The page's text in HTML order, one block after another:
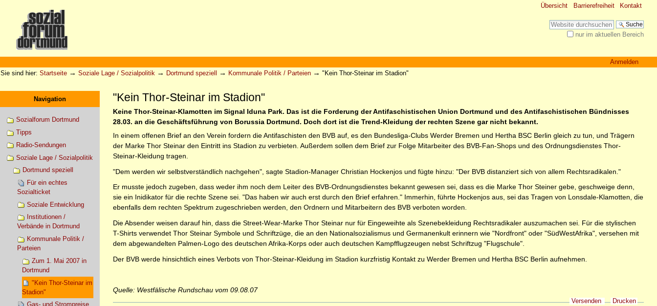
Übersicht Barrierefreiheit Kontakt
Website durchsuchen
nur im aktuellen Bereich
Werkzeuge
Anmelden
Sie sind hier: Startseite → Soziale Lage / Sozialpolitik → Dortmund speziell → Kommunale Politik / Parteien → "Kein Thor-Steinar im Stadion"
Navigation
Sozialforum Dortmund
Tipps
Radio-Sendungen
Soziale Lage / Sozialpolitik
Dortmund speziell
Für ein echtes
Sozialticket
Soziale Entwicklung
Institutionen /
Verbände in Dortmund
Kommunale Politik /
Parteien
Zum 1. Mai 2007 in
Dortmund
"Kein Thor-Steinar im
Stadion"
Gas- und Strompreise
"Kein Thor-Steinar im Stadion"
Keine Thor-Steinar-Klamotten im Signal Iduna Park. Das ist die Forderung der Antifaschistischen Union Dortmund und des Antifaschistischen Bündnisses
28.03. an die Geschäftsführung von Borussia Dortmund. Doch dort ist die Trend-Kleidung der rechten Szene gar nicht bekannt.
In einem offenen Brief an den Verein fordern die Antifaschisten den BVB auf, es den Bundesliga-Clubs Werder Bremen und Hertha BSC Berlin gleich zu tun, und Trägern
der Marke Thor Steinar den Eintritt ins Stadion zu verbieten. Außerdem sollen dem Brief zur Folge Mitarbeiter des BVB-Fan-Shops und des Ordnungsdienstes Thor-
Steinar-Kleidung tragen.
"Dem werden wir selbstverständlich nachgehen", sagte Stadion-Manager Christian Hockenjos und fügte hinzu: "Der BVB distanziert sich von allem Rechtsradikalen."
Er musste jedoch zugeben, dass weder ihm noch dem Leiter des BVB-Ordnungsdienstes bekannt gewesen sei, dass es die Marke Thor Steiner gebe, geschweige denn,
sie ein Inidikator für die rechte Szene sei. "Das haben wir auch erst durch den Brief erfahren." Immerhin, führte Hockenjos aus, sei das Tragen von Lonsdale-Klamotten, die
ebenfalls dem rechten Spektrum zugeschrieben werden, den Ordnern und Mitarbeitern des BVB verboten worden.
Die Absender weisen darauf hin, dass die Street-Wear-Marke Thor Steinar nur für Eingeweihte als Szenebekleidung Rechtsradikaler auszumachen sei. Für die stylischen
T-Shirts verwendet Thor Steinar Symbole und Schriftzüge, die an den Nationalsozialismus und Germanenkult erinnern wie "Nordfront" oder "SüdWestAfrika", versehen mit
dem abgewandelten Palmen-Logo des deutschen Afrika-Korps oder auch deutschen Kampfflugzeugen nebst Schriftzug "Flugschule".
Der BVB werde hinsichtlich eines Verbots von Thor-Steinar-Kleidung im Stadion kurzfristig Kontakt zu Werder Bremen und Hertha BSC Berlin aufnehmen.
Quelle: Westfälische Rundschau vom 09.08.07
Versenden Drucken